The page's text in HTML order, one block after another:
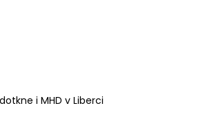
i MHD v Liberci